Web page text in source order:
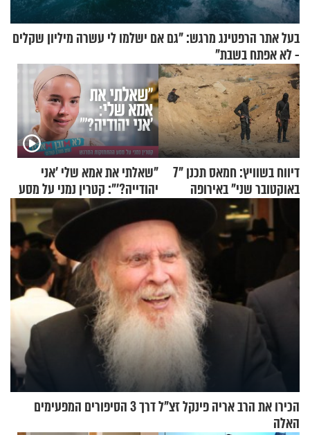
בעל אתר הרפטינג מרגש: "גם אם ישלמו לי עשרה מיליון שקלים
- לא אפתח בשבת"
דיווח בשוויץ: חמאס תכנן "7
באוקטובר שני" באירופה
"שאלתי את אמא שלי 'אני
יהודייה?'": קטרין נמני על מסע
ההתחזקות המרגש
הכירו את הרב אריה פינקל זצ"ל דרך 3 הסיפורים המפעימים
האלה